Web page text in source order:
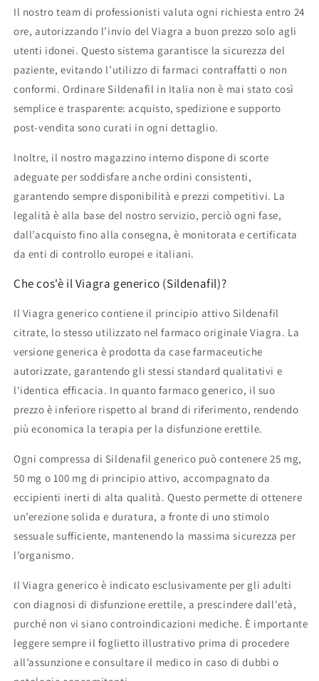
Il nostro team di professionisti valuta ogni richiesta entro 24
ore, autorizzando l’invio del Viagra a buon prezzo solo agli
utenti idonei. Questo sistema garantisce la sicurezza del
paziente, evitando l’utilizzo di farmaci contraffatti o non
conformi. Ordinare Sildenafil in Italia non è mai stato così
semplice e trasparente: acquisto, spedizione e supporto
post-vendita sono curati in ogni dettaglio.
Inoltre, il nostro magazzino interno dispone di scorte
adeguate per soddisfare anche ordini consistenti,
garantendo sempre disponibilità e prezzi competitivi. La
legalità è alla base del nostro servizio, perciò ogni fase,
dall’acquisto fino alla consegna, è monitorata e certificata
da enti di controllo europei e italiani.
Che cos'è il Viagra generico (Sildenafil)?
Il Viagra generico contiene il principio attivo Sildenafil
citrate, lo stesso utilizzato nel farmaco originale Viagra. La
versione generica è prodotta da case farmaceutiche
autorizzate, garantendo gli stessi standard qualitativi e
l'identica efficacia. In quanto farmaco generico, il suo
prezzo è inferiore rispetto al brand di riferimento, rendendo
più economica la terapia per la disfunzione erettile.
Ogni compressa di Sildenafil generico può contenere 25 mg,
50 mg o 100 mg di principio attivo, accompagnato da
eccipienti inerti di alta qualità. Questo permette di ottenere
un’erezione solida e duratura, a fronte di uno stimolo
sessuale sufficiente, mantenendo la massima sicurezza per
l’organismo.
Il Viagra generico è indicato esclusivamente per gli adulti
con diagnosi di disfunzione erettile, a prescindere dall'età,
purché non vi siano controindicazioni mediche. È importante
leggere sempre il foglietto illustrativo prima di procedere
all’assunzione e consultare il medico in caso di dubbi o